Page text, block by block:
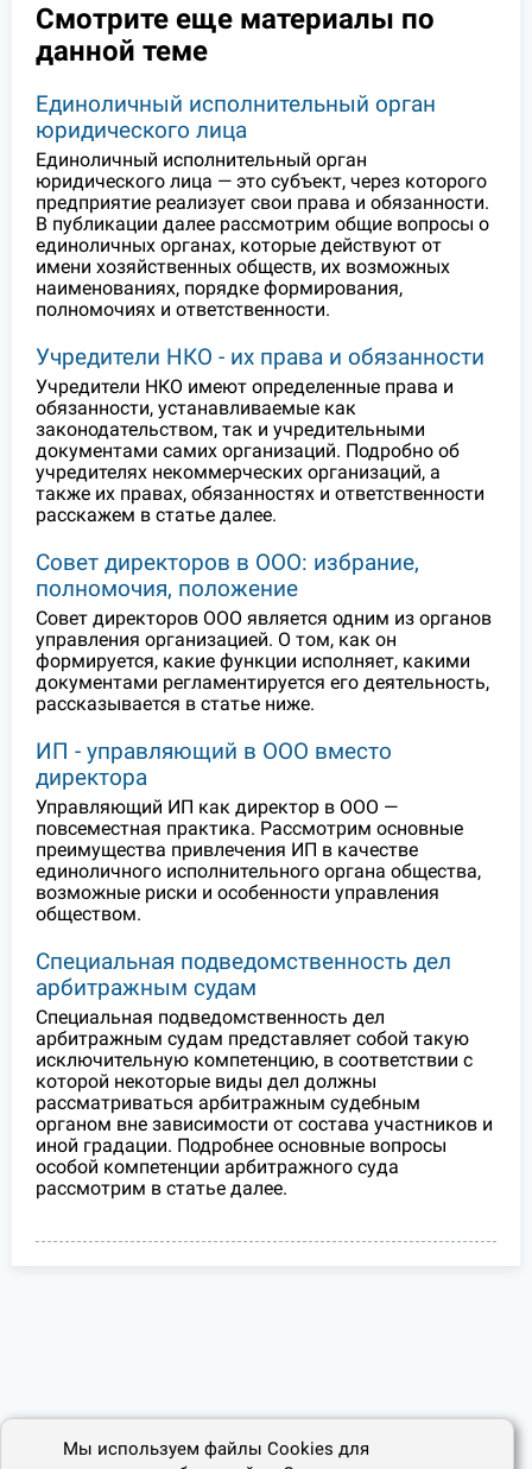
Смотрите еще материалы по
данной теме
Единоличный исполнительный орган
юридического лица
Единоличный исполнительный орган
юридического лица — это субъект, через которого
предприятие реализует свои права и обязанности.
В публикации далее рассмотрим общие вопросы о
единоличных органах, которые действуют от
имени хозяйственных обществ, их возможных
наименованиях, порядке формирования,
полномочиях и ответственности.
Учредители НКО - их права и обязанности
Учредители НКО имеют определенные права и
обязанности, устанавливаемые как
законодательством, так и учредительными
документами самих организаций. Подробно об
учредителях некоммерческих организаций, а
также их правах, обязанностях и ответственности
расскажем в статье далее.
Совет директоров в ООО: избрание,
полномочия, положение
Совет директоров ООО является одним из органов
управления организацией. О том, как он
формируется, какие функции исполняет, какими
документами регламентируется его деятельность,
рассказывается в статье ниже.
ИП - управляющий в ООО вместо
директора
Управляющий ИП как директор в ООО —
повсеместная практика. Рассмотрим основные
преимущества привлечения ИП в качестве
единоличного исполнительного органа общества,
возможные риски и особенности управления
обществом.
Специальная подведомственность дел
арбитражным судам
Специальная подведомственность дел
арбитражным судам представляет собой такую
исключительную компетенцию, в соответствии с
которой некоторые виды дел должны
рассматриваться арбитражным судебным
органом вне зависимости от состава участников и
иной градации. Подробнее основные вопросы
особой компетенции арбитражного суда
рассмотрим в статье далее.
Мы используем файлы Cookies для